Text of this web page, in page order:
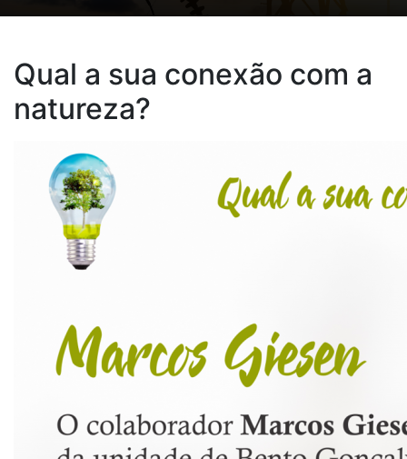
Qual a sua conexão com a
natureza?